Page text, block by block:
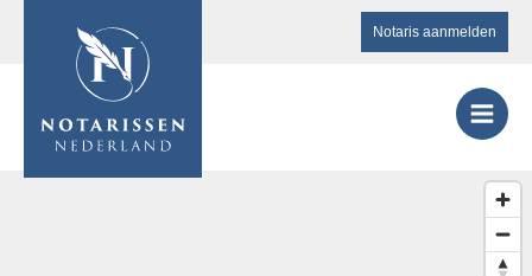
Notaris aanmelden